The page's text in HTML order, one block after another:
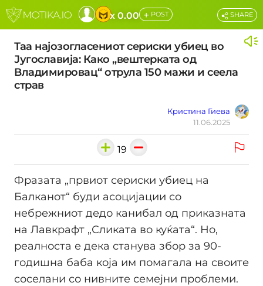
x 0.00 + POST
Таа најозогласениот сериски убиец во
Југославија: Како „вештерката од
Владимировац“ отрула 150 мажи и сеела
страв
Кристина Гиева
11.06.2025
SHARE
19
Фразата „првиот сериски убиец на
Балканот“ буди асоцијации со
небрежниот дедо канибал од приказната
на Лавкрафт „Сликата во куќата“. Но,
реалноста е дека станува збор за 90-
годишна баба која им помагала на своите
соселани со нивните семејни проблеми.